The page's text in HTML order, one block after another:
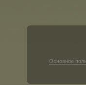
Основное